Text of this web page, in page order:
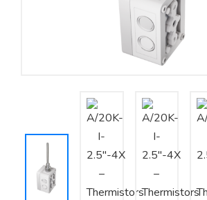
Nhà sản xuất thiết bị điều khiển
Cung cấp giải pháp quản lý cho toà
Tư vấn – Thiết kế – Cung cấp thiết bị
Tư vấn thiết kế, thi công tủ điều
Thi công – Lắp đặt hệ thống HVAC